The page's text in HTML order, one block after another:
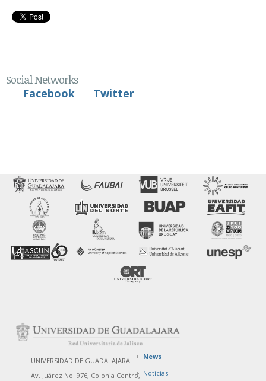
Social Networks
Facebook
Twitter
UNIVERSIDAD DE GUADALAJARA
Av. Juárez No. 976, Colonia Centro,
News
Noticias